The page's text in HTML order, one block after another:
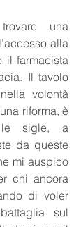
una
alla
il farmacista
Il tavolo
volontà
riforma, è
le sigle, a
da queste
mi auspico
chi ancora
di voler
sul